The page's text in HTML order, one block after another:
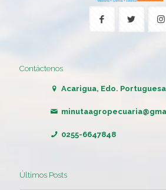
Contáctenos
Acarigua, Edo.
0255-6647848
Últimos Posts